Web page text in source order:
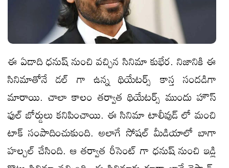
ఈ ఏడాది ధనుష్ నుంచి వచ్చిన సినిమా కుభేర. నిజానికి ఈ
సినిమాతోనే డల్ గా ఉన్న థియేటర్స్ కాస్త సందడిగా
మారాయి. చాలా కాలం తర్వాత థియేటర్స్ ముందు హౌస్
ఫుల్ బోర్డులు కనిపించాయి. ఈ సినిమా టాలీవుడ్ లో మంచి
టాక్ సంపాదించుకుంది. అలాగే సోషల్ మీడియాలో బాగా
హల్చల్ చేసింది. ఆ తర్వాత రీసెంట్ గా ధనుష్ నుంచి ఇడ్లి